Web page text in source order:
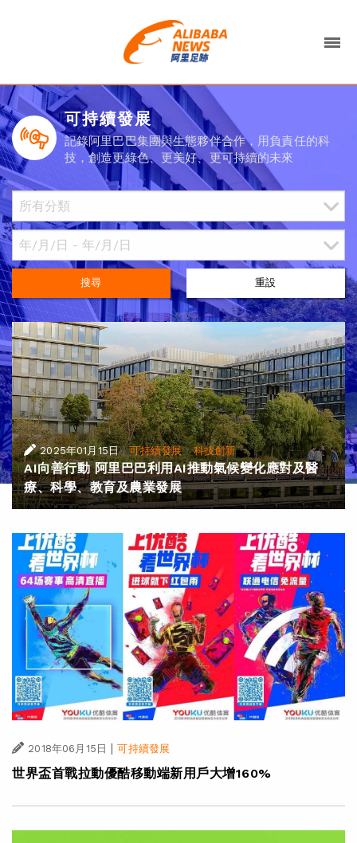
可持續發展
記錄阿里巴巴集團與生態夥伴合作，用負責任的科
技，創造更綠色、更美好、更可持續的未來
搜尋 重設
2025年01月15日 |可持續發展·科技創新
AI向善行動 阿里巴巴利用AI推動氣候變化應對及醫
療、科學、教育及農業發展
2018年06月15日 | 可持續發展
世界盃首戰拉動優酷移動端新用戶大增160%